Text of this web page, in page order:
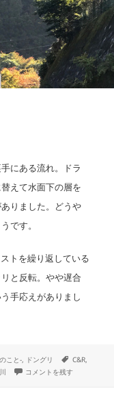
にある流れ。ドラ
えて水面下の層を
りました。どうや
です。
トを繰り返している
と反転。やや遅合
手応えがありまし
こと-, ドングリ
タ
C&R,
ハコスチに完敗 に
コメントを残す